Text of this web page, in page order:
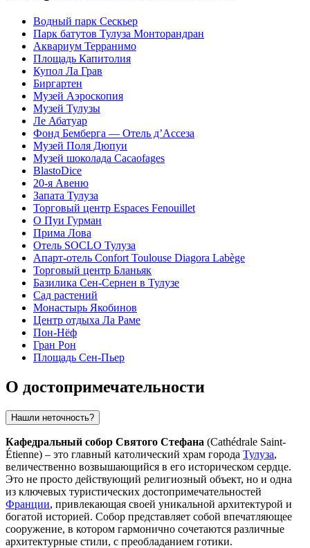
Водный парк Сескьер
Парк батутов Тулуза Монторандран
Аквариум Терранимо
Площадь Капитолия
Купол Ла Грав
Биргартен
Музей Аэроскопия
Музей Тулузы
Ле Абатуар
Фонд Бемберга — Отель д’Ассеза
Музей Поля Дюпуи
Музей шоколада Cacaofages
BlastoDice
20-я Авеню
Запата Тулуза
Торговый центр Espaces Fenouillet
О Пуи Гурман
Прима Лова
Отель SOCLO Тулуза
Апарт-отель Confort Toulouse Diagora Labège
Торговый центр Бланьяк
Базилика Сен-Сернен в Тулузе
Сад растений
Монастырь Якобинов
Центр отдыха Ла Раме
Пон-Нёф
Гран Рон
Площадь Сен-Пьер
О достопримечательности
Нашли неточность?
Кафедральный собор Святого Стефана (Cathédrale Saint-
Étienne) – это главный католический храм города Тулуза,
величественно возвышающийся в его историческом сердце.
Это не просто действующий религиозный объект, но и одна
из ключевых туристических достопримечательностей
Франции, привлекающая своей уникальной архитектурой и
богатой историей. Собор представляет собой впечатляющее
сооружение, в котором гармонично сочетаются различные
архитектурные стили, с преобладанием готики.